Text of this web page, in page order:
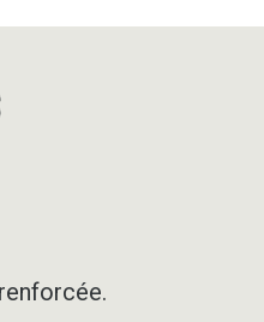
Kit
2DR1